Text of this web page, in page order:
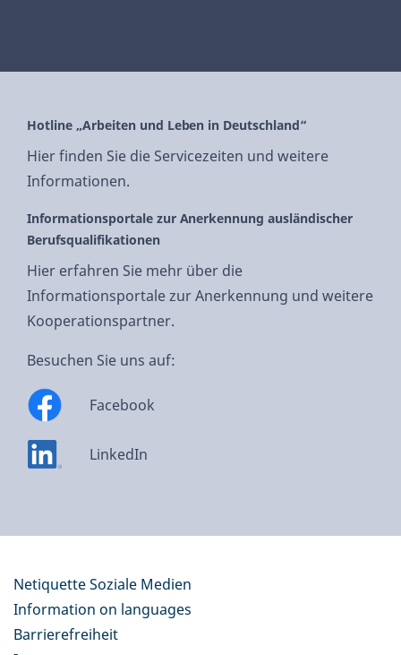
Hotline „Arbeiten und Leben in Deutschland“
Hier finden Sie die Servicezeiten und weitere
Informationen.
Informationsportale zur Anerkennung ausländischer
Berufsqualifikationen
Hier erfahren Sie mehr über die
Informationsportale zur Anerkennung und weitere
Kooperationspartner.
Besuchen Sie uns auf:
Facebook
LinkedIn
Netiquette Soziale Medien
Information on languages
Barrierefreiheit